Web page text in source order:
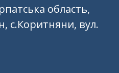
область,
с.Коритняни, вул.